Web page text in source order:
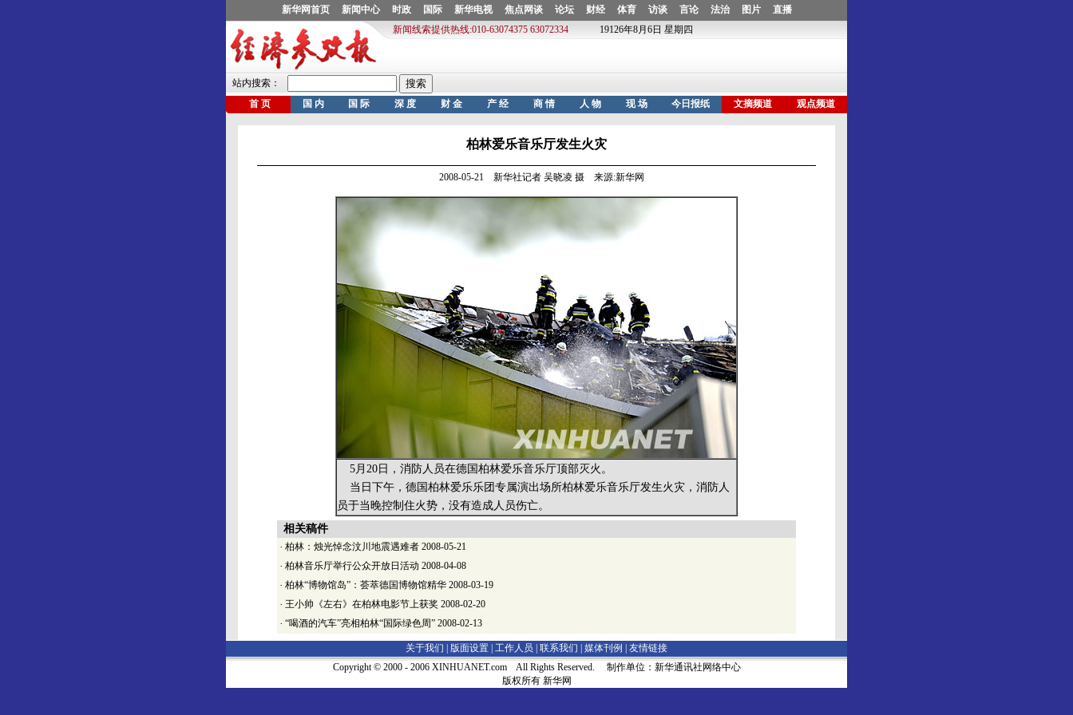
柏林爱乐音乐厅发生火灾
2008-05-21 新华社记者 吴晓凌 摄 来源:新华网
5月20日，消防人员在德国柏林爱乐音乐厅顶部灭火。
当日下午，德国柏林爱乐乐团专属演出场所柏林爱乐音乐厅发生火灾，消防人
员于当晚控制住火势，没有造成人员伤亡。
相关稿件
· 柏林：烛光悼念汶川地震遇难者 2008-05-21
· 柏林音乐厅举行公众开放日活动 2008-04-08
· 柏林“博物馆岛”：荟萃德国博物馆精华 2008-03-19
· 王小帅《左右》在柏林电影节上获奖 2008-02-20
· “喝酒的汽车”亮相柏林“国际绿色周” 2008-02-13
关于我们 | 版面设置 工作人员 联系我们 媒体刊例
友情链接
Copyright © 2000 - 2006 XINHUANET.com All Rights Reserved. 制作单位：新华通讯社网络中心
版权所有 新华网